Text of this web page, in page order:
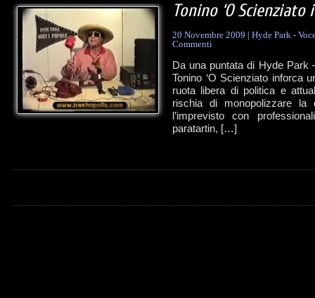
Tonino ‘O
20 Novembre 2009 | Hyde Park -
Commenti
Da una puntata di Hyde Park
Tonino ‘O Scienziato inforca
ruota libera di politica e
rischia di monopolizzare la
l’imprevisto con
paratartin, […]